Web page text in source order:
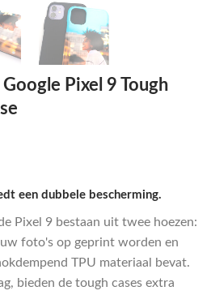
Pixel 9 Tough
een dubbele bescherming.
Pixel 9 bestaan uit twee hoezen:
foto's op geprint worden en
TPU materiaal bevat.
bieden de tough cases extra